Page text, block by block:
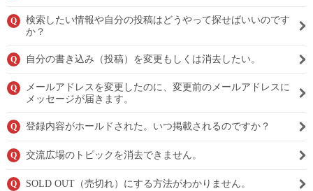
Q
検索したい情報や自分の投稿はどうやって探せばいいのです
か？
Q 自分の書き込み（投稿）を変更もしくは消去したい。
Q
メールアドレスを変更したのに、変更前のメールアドレスに
メッセージが届きます。
Q 登録内容がホールドされた。いつ掲載されるのですか？
Q 交流広場のトピックを消去できません。
Q SOLD OUT（売切れ）にする方法がわかりません。